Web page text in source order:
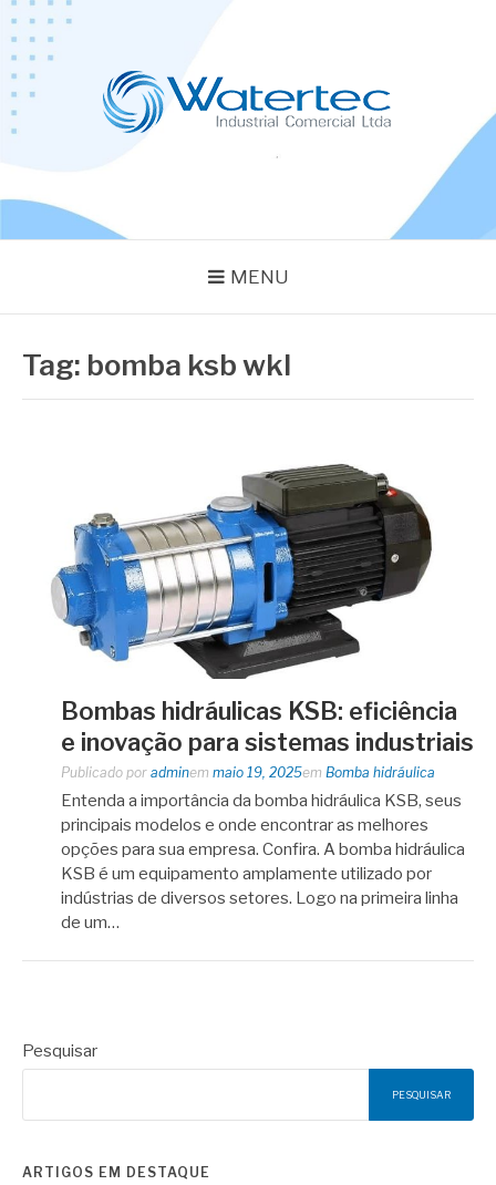
Pular
para
conteúdo
MENU
Tag: bomba ksb wkl
Bombas hidráulicas KSB: eficiência
e inovação para sistemas industriais
Publicado por adminem maio 19, 2025em Bomba hidráulica
Entenda a importância da bomba hidráulica KSB, seus
principais modelos e onde encontrar as melhores
opções para sua empresa. Confira. A bomba hidráulica
KSB é um equipamento amplamente utilizado por
indústrias de diversos setores. Logo na primeira linha
de um…
Pesquisar
PESQUISAR
ARTIGOS EM DESTAQUE